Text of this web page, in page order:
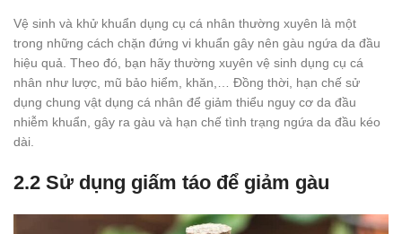
Vệ sinh và khử khuẩn dụng cụ cá nhân thường xuyên là một
trong những cách chặn đứng vi khuẩn gây nên gàu ngứa da đầu
hiệu quả. Theo đó, bạn hãy thường xuyên vệ sinh dụng cụ cá
nhân như lược, mũ bảo hiểm, khăn,… Đồng thời, hạn chế sử
dụng chung vật dụng cá nhân để giảm thiểu nguy cơ da đầu
nhiễm khuẩn, gây ra gàu và hạn chế tình trạng ngứa da đầu kéo
dài.
2.2 Sử dụng giấm táo để giảm gàu